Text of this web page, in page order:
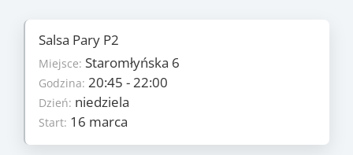
Salsa Pary P2
Miejsce: Staromłyńska 6
Godzina: 20:45 - 22:00
Dzień: niedziela
Start: 16 marca
Szczegóły
Ilość zajęć:6
Cena:235 PLN/os
Dzień: niedziela
Start: 16 marca
Koniec:11 maja